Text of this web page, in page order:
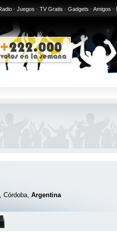
· Juegos · TV Gratis · Gadgets · Amigos ·
Córdoba, Argentina